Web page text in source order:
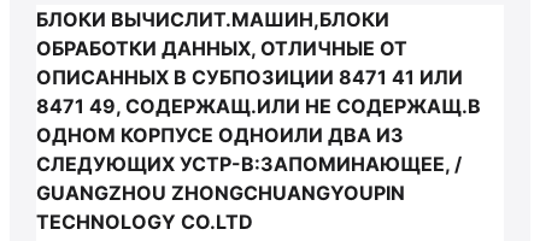
БЛОКИ ВЫЧИСЛИТ.МАШИН,БЛОКИ
ОБРАБОТКИ ДАННЫХ, ОТЛИЧНЫЕ ОТ
ОПИСАННЫХ В СУБПОЗИЦИИ 8471 41 ИЛИ
8471 49, СОДЕРЖАЩ.ИЛИ НЕ СОДЕРЖАЩ.В
ОДНОМ КОРПУСЕ ОДНОИЛИ ДВА ИЗ
СЛЕДУЮЩИХ УСТР-В:ЗАПОМИНАЮЩЕЕ, /
GUANGZHOU ZHONGCHUANGYOUPIN
TECHNOLOGY CO.LTD